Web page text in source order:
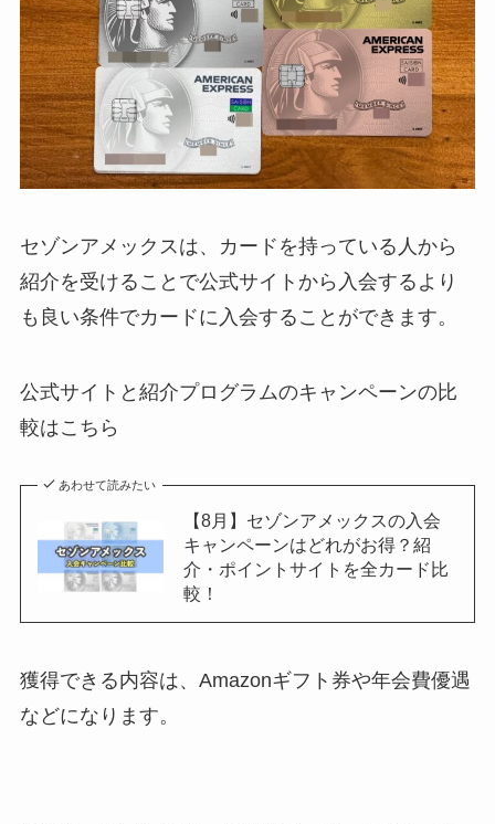
セゾンアメックスは、カードを持っている人から
紹介を受けることで公式サイトから入会するより
も良い条件でカードに入会することができます。
公式サイトと紹介プログラムのキャンペーンの比
較はこちら
あわせて読みたい
【8月】セゾンアメックスの入会
キャンペーンはどれがお得？紹
介・ポイントサイトを全カード比
較！
獲得できる内容は、Amazonギフト券や年会費優遇
などになります。